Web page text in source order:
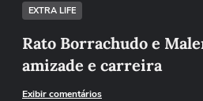
EXTRA LIFE
Rato Borrachudo e
amizade e carreira
Exibir comentários